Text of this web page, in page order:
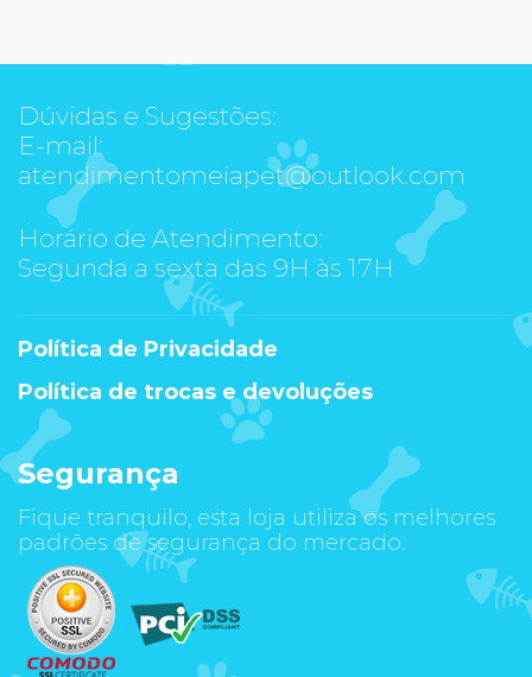
Dúvidas e Sugestões:
E-mail:
atendimentomeiapet@outlook.com
Horário de Atendimento:
Segunda a sexta das 9H às 17H
Política de Privacidade
Política de trocas e devoluções
Segurança
Fique tranquilo, esta loja utiliza os melhores
padrões de segurança do mercado.